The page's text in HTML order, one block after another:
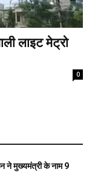
लाइट मेट्रो
0
ने मुख्यमंत्री के नाम 9